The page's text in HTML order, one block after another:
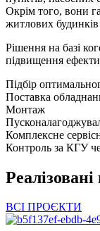
Окрім того, вони
житлових будинків
Рішення на базі
підвищення
Підбір
Поставка
Монтаж
Комплексне
Контроль за КГУ
ВСІ ПРОЄКТИ